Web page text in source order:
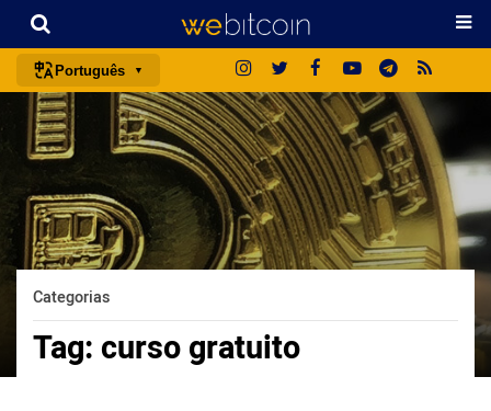
Português
português (BR)
english
español
français
italiano
日本語
中文
Categorias
Tag: curso gratuito